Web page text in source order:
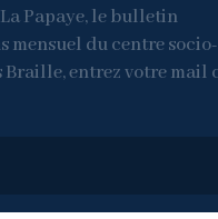
Papaye, le bulletin
mensuel du centre socio-
entrez votre mail